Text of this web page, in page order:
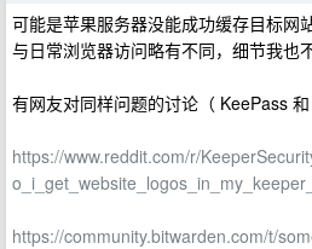
可能是苹果服务器没能成功缓存目标网
与日常浏览器访问略有不同，细节我也
有网友对同样问题的讨论（ KeePass
https://www.reddit.com/r/
https://community.bitwarden.com/t/